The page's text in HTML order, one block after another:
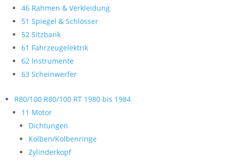
46 Rahmen & Verkleidung
51 Spiegel & Schlösser
52 Sitzbank
61 Fahrzeugelektrik
62 Instrumente
63 Scheinwerfer
R80/100 R80/100 RT 1980 bis 1984
11 Motor
Dichtungen
Kolben/Kolbenringe
Zylinderkopf